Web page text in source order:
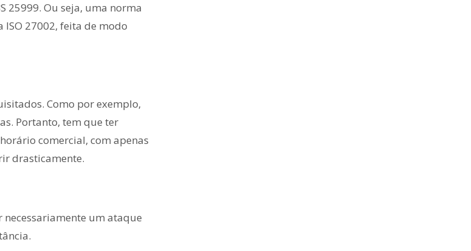
25999. Ou seja, uma norma
27002, feita de modo
Como por exemplo,
Portanto, tem que ter
comercial, com apenas
drasticamente.
um ataque